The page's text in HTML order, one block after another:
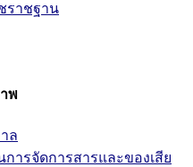
าชฐาน
พ
ล
ารจัดการสารและของเสีย